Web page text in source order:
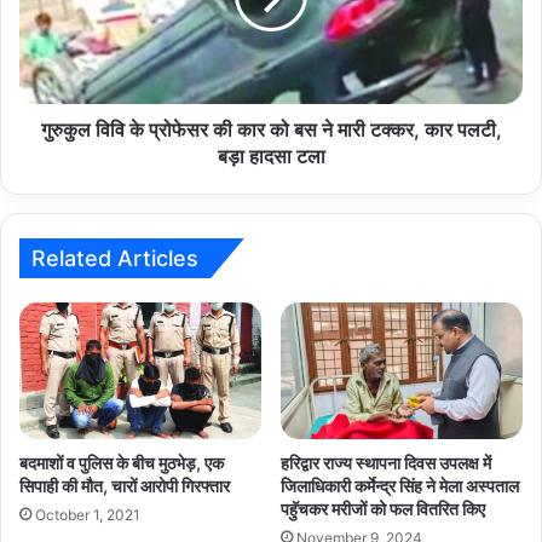
कार
को
बस
मारी
हादसा
टला
गुरुकुल विवि के प्रोफेसर की कार को बस ने मारी टक्कर, कार पलटी,
बड़ा हादसा टला
Related Articles
बदमाशों व पुलिस के बीच मुठभेड़, एक
सिपाही की मौत, चारों आरोपी गिरफ्तार
October 1, 2021
हरिद्वार राज्य स्थापना दिवस उपलक्ष में
जिलाधिकारी कर्मेन्द्र सिंह ने मेला अस्पताल
पहुॅचकर मरीजों को फल वितरित किए
November 9, 2024